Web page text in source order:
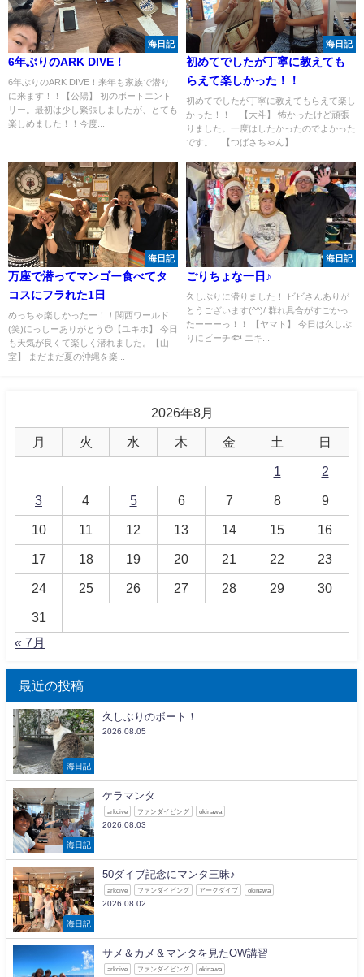
海日記
6年ぶりのARK DIVE！
6年ぶりのARK DIVE！来年も家族で潜り
に来ます！！【公陽】 初のボートエント
リー。最初は少し緊張しましたが、とても
楽しめました！！今度...
海日記
初めてでしたが丁寧に教えても
らえて楽しかった！！
初めてでしたが丁寧に教えてもらえて楽し
かった！！ 【大斗】 怖かったけど頑張
りました。一度はしたかったのでよかった
です。 【つばさちゃん】...
海日記
万座で潜ってマンゴー食べてタ
コスにフラれた1日
めっちゃ楽しかったー！！関西ワールド
(笑)にっしーありがとう😊【ユキホ】 今日
も天気が良くて楽しく潜れました。【山
室】 まだまだ夏の沖縄を楽...
海日記
ごりちょな一日♪
久しぶりに潜りました！ ビビさんありが
とうございます(^^)/ 群れ具合がすごかっ
たーーーっ！！ 【ヤマト】 今日は久しぶ
りにビーチ🐟 エキ...
2026年8月
月 火 水 木 金 土 日
1 2
3 4 5 6 7 8 9
10 11 12 13 14 15 16
17 18 19 20 21 22 23
24 25 26 27 28 29 30
31
« 7月
最近の投稿
海日記
久しぶりのボート！
2026.08.05
海日記
ケラマンタ
arkdive ファンダイビング okinawa
2026.08.03
海日記
50ダイブ記念にマンタ三昧♪
arkdive ファンダイビング アークダイブ okinawa
2026.08.02
サメ＆カメ＆マンタを見たOW講習
arkdive ファンダイビング okinawa